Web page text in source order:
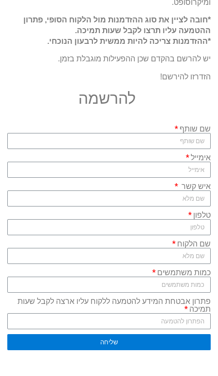
ומיקרוסופט.
*חובה לציין את סוג ההזדמנות מול הלקוח הסופי, פתרון
ההטמעה עליו תרצו לקבל שעות תמיכה.
*ההזדמנות צריכה להיות ממשית לרבעון הנוכחי.
יש להרשם בהקדם שכן ההפעילות מוגבלת בזמן.
הזדרזו להירשם!
להרשמה
שם שותף
אימייל
איש קשר
טלפון
שם הלקוח
כמות משתמשים
פתרון אבטחת המידע להטמעה ללקוח עליו ארצה לקבל שעות
תמיכה
שליחה